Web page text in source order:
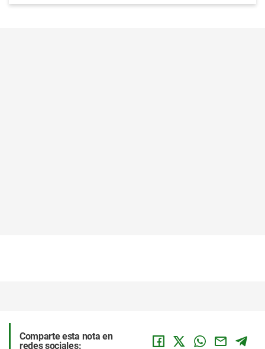
Comparte esta nota en
redes sociales: